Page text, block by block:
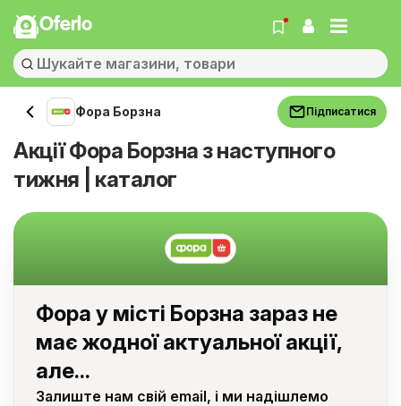
Oferlo
Фора Борзна Підписатися
Акції Фора Борзна з наступного
тижня | каталог
Фора у місті Борзна зараз не
має жодної актуальної акції,
але...
Залиште нам свій email, і ми надішлемо